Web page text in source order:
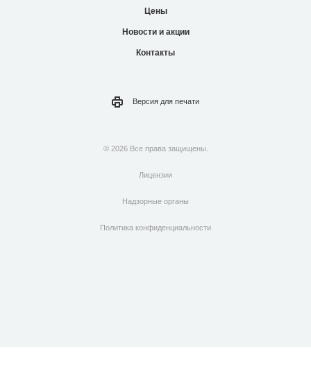
Цены
Новости и акции
Контакты
Версия для печати
© 2026 Все права защищены.
Лицензии
Надзорные органы
Политика конфиденциальности